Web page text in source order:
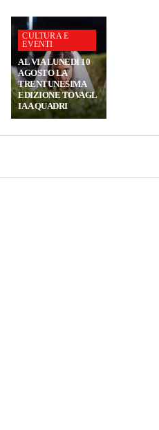
CULTURA E
EVENTI
AL VIA LUNEDÌ 10
AGOSTO LA
TRENTUNESIMA
EDIZIONE TOVAGL
IA A QUADRI